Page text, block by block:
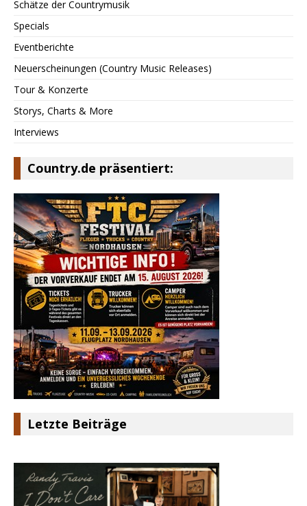
Schätze der Countrymusik
Specials
Eventberichte
Neuerscheinungen (Country Music Releases)
Tour & Konzerte
Storys, Charts & More
Interviews
Country.de präsentiert:
Letzte Beiträge